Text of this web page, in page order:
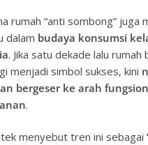
rumah “anti sombong” juga
dalam budaya konsumsi
. Jika satu dekade lalu rumah
menjadi simbol sukses, kini
bergeser ke arah
.
menyebut tren ini sebagai